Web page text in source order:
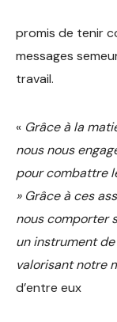
promis de tenir
messages
travail.
« Grâce à la
nous nous
pour combattre
» Grâce à ces
nous comporter
un instrument
valorisant notre
d’entre eux